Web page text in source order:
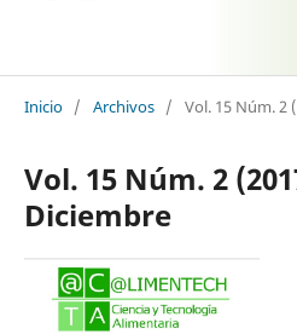
Inicio / Archivos / Vol. 15 Núm. 2
Vol. 15 Núm. 2
Diciembre